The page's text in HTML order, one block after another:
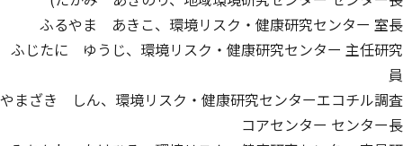
ふるやま あきこ、環境リスク・健康研究センター 室長
ふじたに ゆうじ、環境リスク・健康研究センター 主任研究
員
やまざき しん、環境リスク・健康研究センターエコチル調査
コアセンター センター長